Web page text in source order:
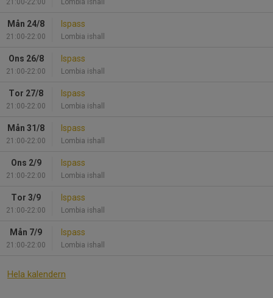
21:00-22:00 Lombia ishall
Mån 24/8
21:00-22:00
Ispass
Lombia ishall
Ons 26/8
21:00-22:00
Ispass
Lombia ishall
Tor 27/8
21:00-22:00
Ispass
Lombia ishall
Mån 31/8
21:00-22:00
Ispass
Lombia ishall
Ons 2/9
21:00-22:00
Ispass
Lombia ishall
Tor 3/9
21:00-22:00
Ispass
Lombia ishall
Mån 7/9
21:00-22:00
Ispass
Lombia ishall
Hela kalendern